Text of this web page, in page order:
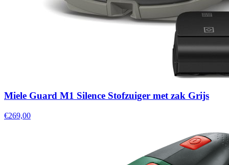
Miele Guard M1 Silence Stofzuiger met zak Grijs
€269,00